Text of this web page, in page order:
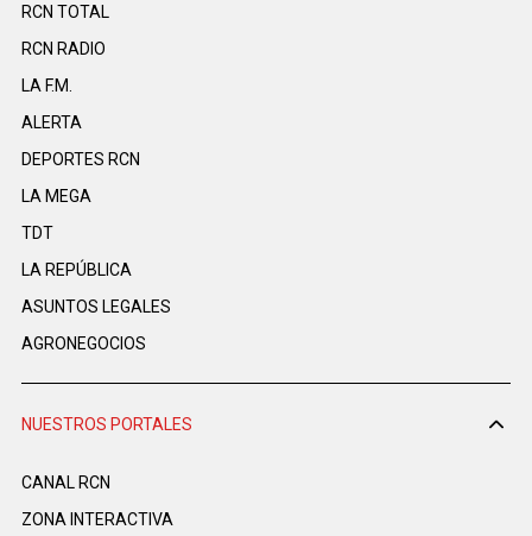
RCN TOTAL
RCN RADIO
LA F.M.
ALERTA
DEPORTES RCN
LA MEGA
TDT
LA REPÚBLICA
ASUNTOS LEGALES
AGRONEGOCIOS
NUESTROS PORTALES
CANAL RCN
ZONA INTERACTIVA